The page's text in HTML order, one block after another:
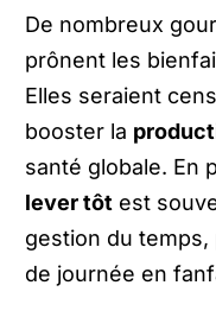
De nombreux
prônent les
Elles seraient
booster la
santé globale. En
lever tôt est
gestion du
de journée en